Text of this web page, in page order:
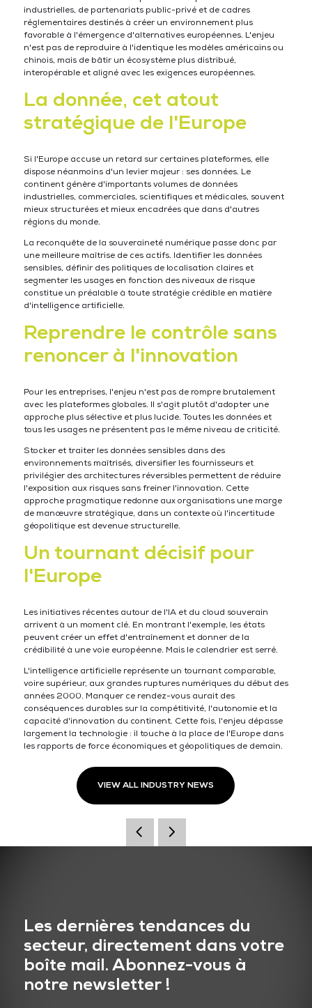
industrielles, de partenariats public-privé et de cadres
réglementaires destinés à créer un environnement plus
favorable à l'émergence d'alternatives européennes. L'enjeu
n'est pas de reproduire à l'identique les modèles américains ou
chinois, mais de bâtir un écosystème plus distribué,
interopérable et aligné avec les exigences européennes.
La donnée, cet atout
stratégique de l'Europe
Si l'Europe accuse un retard sur certaines plateformes, elle
dispose néanmoins d'un levier majeur : ses données. Le
continent génère d'importants volumes de données
industrielles, commerciales, scientifiques et médicales, souvent
mieux structurées et mieux encadrées que dans d'autres
régions du monde.
La reconquête de la souveraineté numérique passe donc par
une meilleure maîtrise de ces actifs. Identifier les données
sensibles, définir des politiques de localisation claires et
segmenter les usages en fonction des niveaux de risque
constitue un préalable à toute stratégie crédible en matière
d'intelligence artificielle.
Reprendre le contrôle sans
renoncer à l'innovation
Pour les entreprises, l'enjeu n'est pas de rompre brutalement
avec les plateformes globales. Il s'agit plutôt d'adopter une
approche plus sélective et plus lucide. Toutes les données et
tous les usages ne présentent pas le même niveau de criticité.
Stocker et traiter les données sensibles dans des
environnements maîtrisés, diversifier les fournisseurs et
privilégier des architectures réversibles permettent de réduire
l'exposition aux risques sans freiner l'innovation. Cette
approche pragmatique redonne aux organisations une marge
de manœuvre stratégique, dans un contexte où l'incertitude
géopolitique est devenue structurelle.
Un tournant décisif pour
l'Europe
Les initiatives récentes autour de l'IA et du cloud souverain
arrivent à un moment clé. En montrant l'exemple, les états
peuvent créer un effet d'entraînement et donner de la
crédibilité à une voie européenne. Mais le calendrier est serré.
L'intelligence artificielle représente un tournant comparable,
voire supérieur, aux grandes ruptures numériques du début des
années 2000. Manquer ce rendez-vous aurait des
conséquences durables sur la compétitivité, l'autonomie et la
capacité d'innovation du continent. Cette fois, l'enjeu dépasse
largement la technologie : il touche à la place de l'Europe dans
les rapports de force économiques et géopolitiques de demain.
VIEW ALL INDUSTRY NEWS
Les dernières tendances du
secteur, directement dans votre
boîte mail. Abonnez-vous à
notre newsletter !